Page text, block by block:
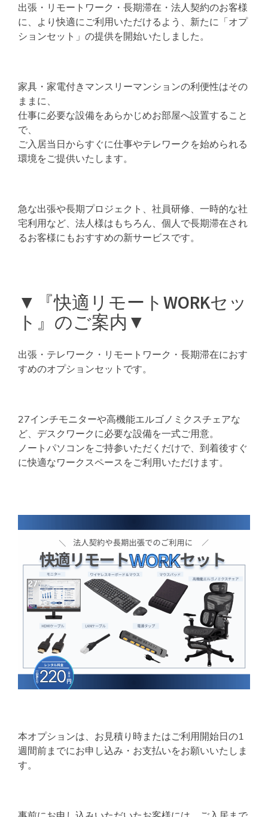
出張・リモートワーク・長期滞在・法人契約のお客様
に、より快適にご利用いただけるよう、新たに「オプ
ションセット」の提供を開始いたしました。
家具・家電付きマンスリーマンションの利便性はその
ままに、
仕事に必要な設備をあらかじめお部屋へ設置すること
で、
ご入居当日からすぐに仕事やテレワークを始められる
環境をご提供いたします。
急な出張や長期プロジェクト、社員研修、一時的な社
宅利用など、法人様はもちろん、個人で長期滞在され
るお客様にもおすすめの新サービスです。
▼『快適リモートWORKセッ
ト』のご案内▼
出張・テレワーク・リモートワーク・長期滞在におす
すめのオプションセットです。
27インチモニターや高機能エルゴノミクスチェアな
ど、デスクワークに必要な設備を一式ご用意。
ノートパソコンをご持参いただくだけで、到着後すぐ
に快適なワークスペースをご利用いただけます。
本オプションは、お見積り時またはご利用開始日の1
週間前までにお申し込み・お支払いをお願いいたしま
す。